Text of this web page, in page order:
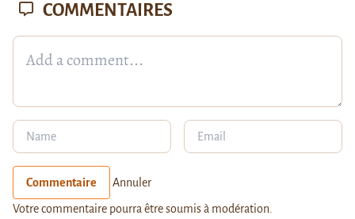
COMMENTAIRES
Commentaire Annuler
Votre commentaire pourra être soumis à modération.